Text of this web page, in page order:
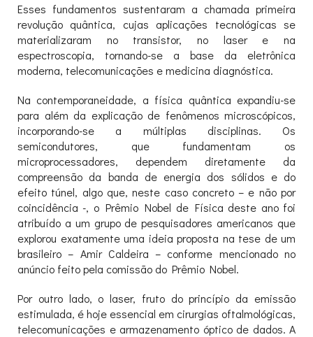
Esses fundamentos sustentaram a chamada primeira
revolução quântica, cujas aplicações tecnológicas se
materializaram no transistor, no laser e na
espectroscopia, tornando-se a base da eletrônica
moderna, telecomunicações e medicina diagnóstica.
Na contemporaneidade, a física quântica expandiu-se
para além da explicação de fenômenos microscópicos,
incorporando-se a múltiplas disciplinas. Os
semicondutores, que fundamentam os
microprocessadores, dependem diretamente da
compreensão da banda de energia dos sólidos e do
efeito túnel, algo que, neste caso concreto – e não por
coincidência -, o Prêmio Nobel de Física deste ano foi
atribuído a um grupo de pesquisadores americanos que
explorou exatamente uma ideia proposta na tese de um
brasileiro – Amir Caldeira – conforme mencionado no
anúncio feito pela comissão do Prêmio Nobel.
Por outro lado, o laser, fruto do princípio da emissão
estimulada, é hoje essencial em cirurgias oftalmológicas,
telecomunicações e armazenamento óptico de dados. A